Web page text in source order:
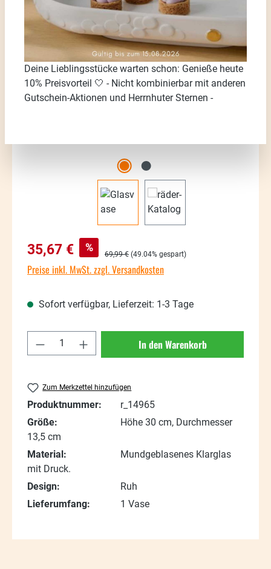
Bildergalerie überspringen
Verkaufspreis:
35,67 € % Regulärer Preis:
69,99 € (49.04% gespart)
Preise inkl. MwSt. zzgl. Versandkosten
Sofort verfügbar, Lieferzeit: 1-3 Tage
Produkt Anzahl: Gib den gewünschten
In den Warenkorb
Zum Merkzettel hinzufügen
Produktnummer:
r_14965
Größe:
Höhe 30 cm, Durchmesser
13,5 cm
Material:
Mundgeblasenes Klarglas
mit Druck.
Design:
Ruh
Lieferumfang:
1 Vase
Deine Lieblingsstücke warten schon: Genieße heute
10% Preisvorteil 🤍 - Nicht kombinierbar mit anderen
Gutschein-Aktionen und Herrnhuter Sternen -